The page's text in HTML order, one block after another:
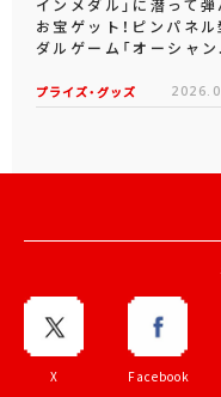
インメダル」に潜って弾
お宝ゲット！ピンパネル
ダルゲーム「オーシャ
プライズ・グッズ
X Facebook